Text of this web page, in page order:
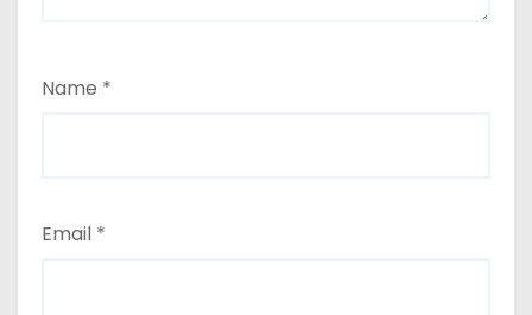
Name *
Email *